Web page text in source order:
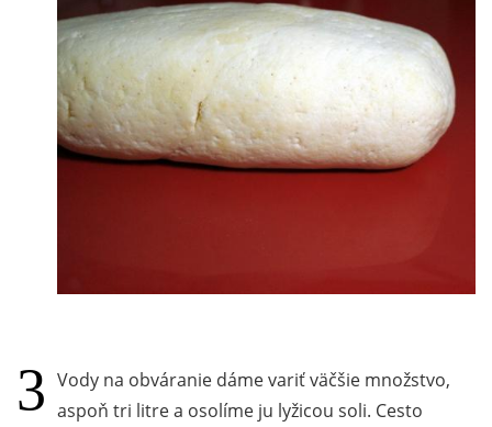
Vody na obváranie dáme variť väčšie množstvo,
aspoň tri litre a osolíme ju lyžicou soli. Cesto